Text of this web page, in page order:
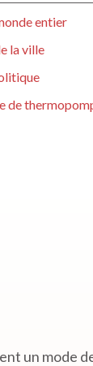
entier
la ville
de
un mode